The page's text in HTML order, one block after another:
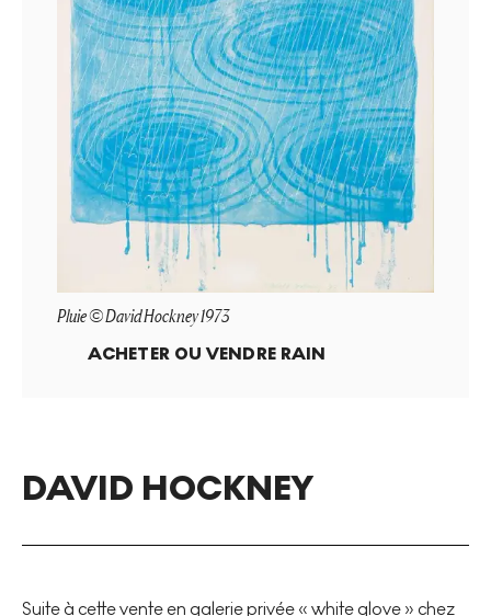
Pluie © David Hockney 1973
ACHETER OU VENDRE RAIN
DAVID HOCKNEY
Suite à cettevente en galerie privée « white glove » chez